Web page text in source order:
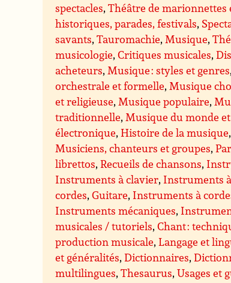
spectacles,Théâtre de marionnettes
historiques, parades, festivals,
savants,Tauromachie,Musique,
musicologie,Critiques musicales,
acheteurs,Musique : styles et genres
orchestrale et formelle,Musique
et religieuse,Musique populaire,
traditionnelle,Musique du monde
électronique,Histoire de la musique
Musiciens, chanteurs et groupes,
librettos,Recueils de chansons,
Instruments à clavier, Instruments
cordes,Guitare, Instruments à
Instruments mécaniques,
musicales / tutoriels,Chant :
production musicale,Langage et
et généralités,Dictionnaires,
multilingues,Thesaurus,Usages et